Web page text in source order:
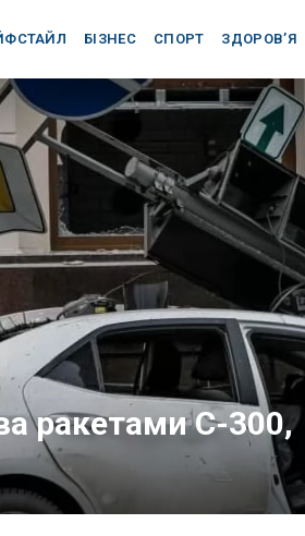
БІЗНЕС СПОРТ ЗДОРОВ’Я
ракетами С-300,